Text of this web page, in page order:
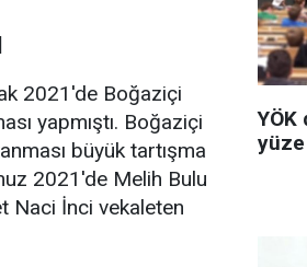
2021'de Boğaziçi
yapmıştı. Boğaziçi
büyük tartışma
2021'de Melih Bulu
Naci İnci vekaleten